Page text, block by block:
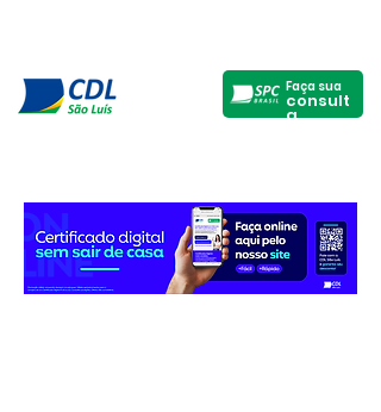
Faça sua
consult
a